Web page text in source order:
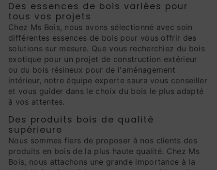
Des essences de bois variées pour
tous vos projets
Chez Ms Bois, nous avons sélectionné avec soin
différentes essences de bois pour vous offrir des
solutions sur mesure. Que vous recherchiez du bois
exotique pour un projet de construction extérieur
ou du bois résineux pour de l'aménagement
intérieur, notre équipe experte saura vous conseiller
et vous guider dans le choix du bois le plus adapté
à vos attentes.
Des produits bois de qualité
supérieure
Nous sommes fiers de proposer à nos clients des
produits en bois de la plus haute qualité. Chez Ms
Bois, nous attachons une grande importance à la